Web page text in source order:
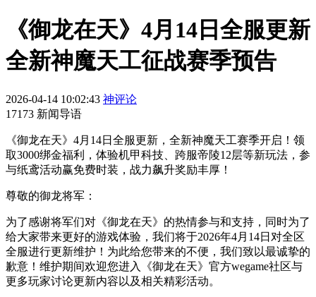
《御龙在天》4月14日全服更新
全新神魔天工征战赛季预告
2026-04-14 10:02:43 神评论
17173 新闻导语
《御龙在天》4月14日全服更新，全新神魔天工赛季开启！领
取3000绑金福利，体验机甲科技、跨服帝陵12层等新玩法，参
与纸鸢活动赢免费时装，战力飙升奖励丰厚！
尊敬的御龙将军：
为了感谢将军们对《御龙在天》的热情参与和支持，同时为了
给大家带来更好的游戏体验，我们将于2026年4月14日对全区
全服进行更新维护！为此给您带来的不便，我们致以最诚挚的
歉意！维护期间欢迎您进入《御龙在天》官方wegame社区与
更多玩家讨论更新内容以及相关精彩活动。